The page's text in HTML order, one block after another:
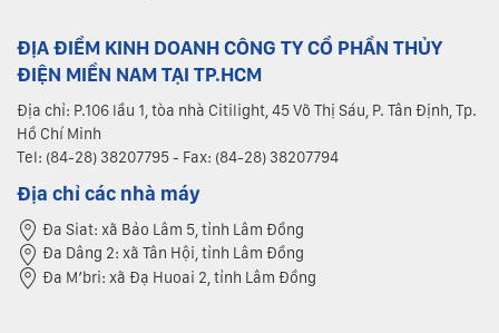
ĐỊA ĐIỂM KINH DOANH CÔNG TY CỔ PHẦN THỦY
ĐIỆN MIỀN NAM TẠI TP.HCM
Địa chỉ: P.106 lầu 1, tòa nhà Citilight, 45 Võ Thị Sáu, P. Tân Định, Tp.
Hồ Chí Minh
Tel: (84-28) 38207795 - Fax: (84-28) 38207794
Địa chỉ các nhà máy
Đa Siat: xã Bảo Lâm 5, tỉnh Lâm Đồng
Đa Dâng 2: xã Tân Hội, tỉnh Lâm Đồng
Đa M’bri: xã Đạ Huoai 2, tỉnh Lâm Đồng